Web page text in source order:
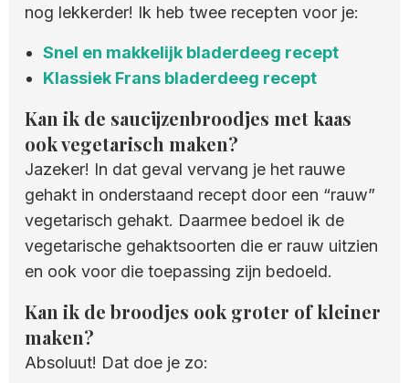
nog lekkerder! Ik heb twee recepten voor je:
Snel en makkelijk bladerdeeg recept
Klassiek Frans bladerdeeg recept
Kan ik de saucijzenbroodjes met kaas
ook vegetarisch maken?
Jazeker! In dat geval vervang je het rauwe
gehakt in onderstaand recept door een “rauw”
vegetarisch gehakt. Daarmee bedoel ik de
vegetarische gehaktsoorten die er rauw uitzien
en ook voor die toepassing zijn bedoeld.
Kan ik de broodjes ook groter of kleiner
maken?
Absoluut! Dat doe je zo: